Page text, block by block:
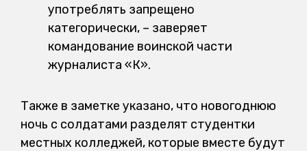
употреблять запрещено
категорически, – заверяет
командование воинской части
журналиста «К».
Также в заметке указано, что новогоднюю
ночь с солдатами разделят студентки
местных колледжей, которые вместе будут